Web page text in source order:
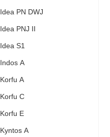
Idea PN DWJ
Idea PNJ II
Idea S1
Indos A
Korfu A
Korfu C
Korfu E
Kyntos A